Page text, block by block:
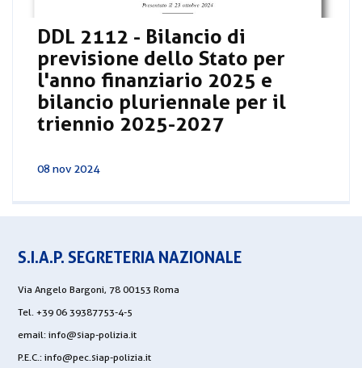
DDL 2112 - Bilancio di
previsione dello Stato per
l'anno finanziario 2025 e
bilancio pluriennale per il
triennio 2025-2027
08 nov 2024
S.I.A.P. SEGRETERIA NAZIONALE
Via Angelo Bargoni, 78 00153 Roma
Tel. +39 06 39387753-4-5
email: info@siap-polizia.it
P.E.C.: info@pec.siap-polizia.it